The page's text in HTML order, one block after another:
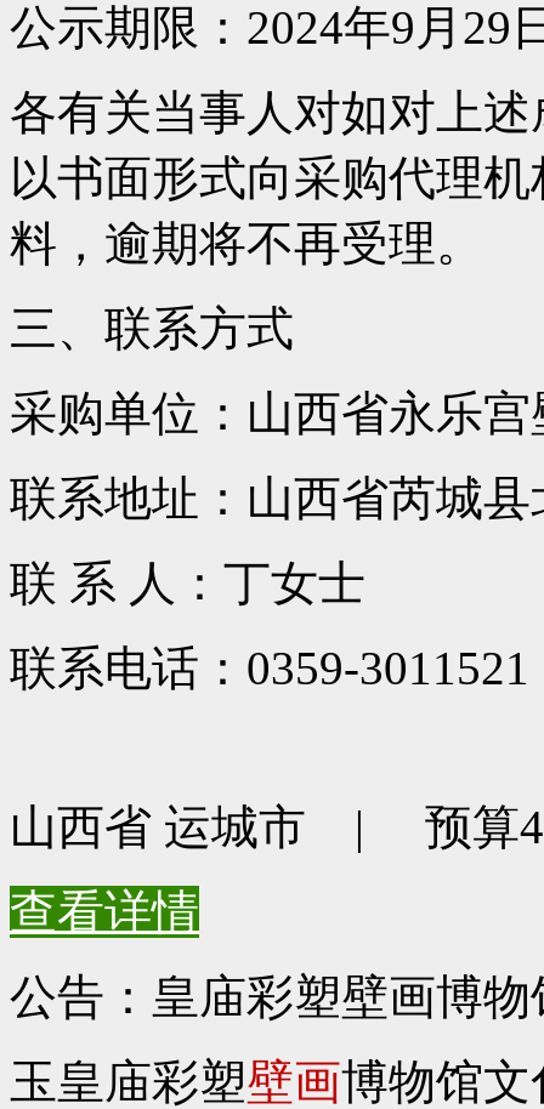
公示期限：2024年9月29
各有关当事人对如对上
以书面形式向采购代理
料，逾期将不再受理。
三、联系方式
采购单位：山西省永乐
联系地址：山西省芮城县
联 系 人：丁女士
联系电话：0359-3011521
山西省 运城市 | 预算
查看详情
公告：皇庙彩塑壁画博
玉皇庙彩塑壁画博物馆